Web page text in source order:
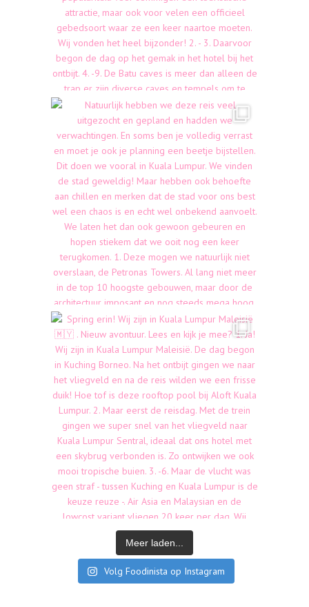
Meer laden...
Volg Foodinista op Instagram